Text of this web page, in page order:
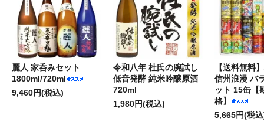
麗人 家呑みセット
1800ml/720ml
9,460円(税込)
令和八年 杜氏の腕試し
低音発酵 純米吟醸原酒
720ml
1,980円(税込)
【送料無料
信州浪漫 バ
ット 15缶【
格】
5,665円(税